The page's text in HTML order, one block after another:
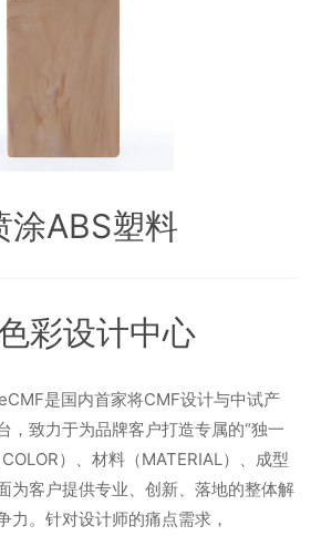
涂ABS塑料
彩设计中心
是国内首家将CMF设计与中试产
，致力于为品牌客户打造专属的“独一
）、材料（MATERIAL）、成型
为客户提供专业、创新、落地的整体解
力。针对设计师的痛点需求，